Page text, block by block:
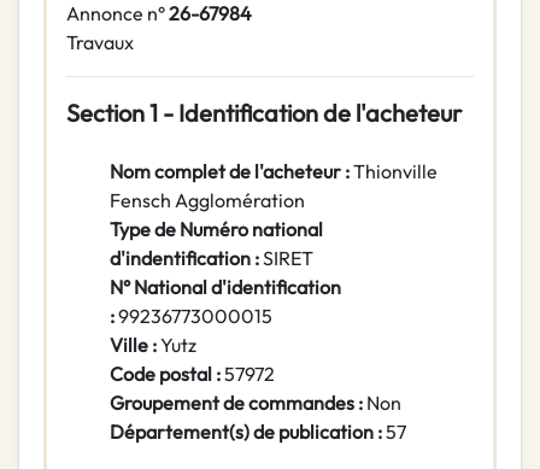
Annonce n°26-67984
Travaux
Section 1 - Identification de l'acheteur
Nom complet de l'acheteur :Thionville
Fensch Agglomération
Type de Numéro national
d'indentification :SIRET
N° National d'identification
:99236773000015
Ville :Yutz
Code postal :57972
Groupement de commandes : Non
Département(s) de publication :57